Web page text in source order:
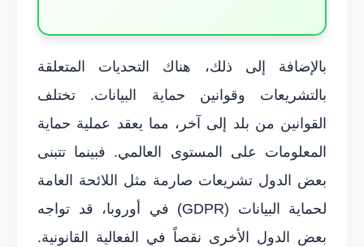
بالإضافة إلى ذلك، هناك التحديات المتعلقة
بالتشريعات وقوانين حماية البيانات. تختلف
القوانين من بلد إلى آخر، مما يعقد عملية حماية
المعلومات على المستوى العالمي. فبينما تتبنى
بعض الدول تشريعات صارمة مثل اللائحة العامة
لحماية البيانات (GDPR) في أوروبا، قد تواجه
بعض الدول الأخرى نقصاً في الفعالية القانونية.